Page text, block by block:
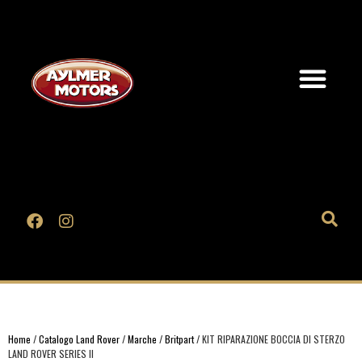
Home /Catalogo Land Rover/Marche /Britpart/ KIT RIPARAZIONE BOCCIA DI STERZO
LAND ROVER SERIES II